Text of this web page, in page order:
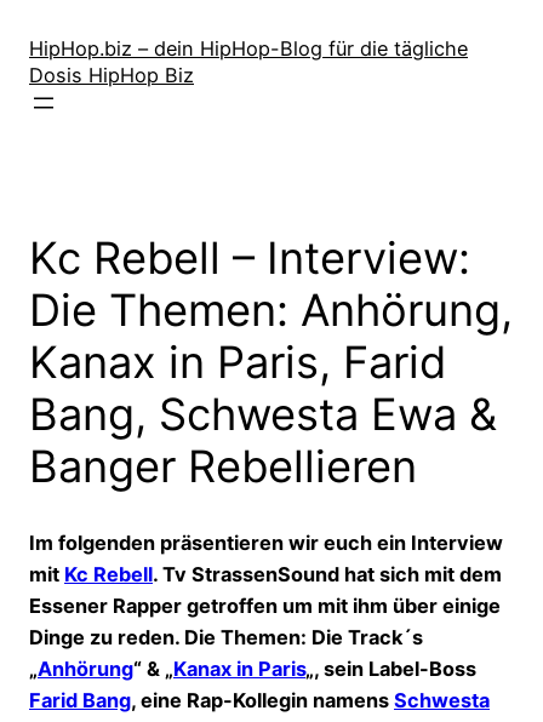
Inhalt
springen
HipHop.biz – dein HipHop-Blog für die tägliche
Dosis HipHop Biz
Kc Rebell – Interview:
Die Themen: Anhörung,
Kanax in Paris, Farid
Bang, Schwesta Ewa &
Banger Rebellieren
Im folgenden präsentieren wir euch ein Interview
mit Kc Rebell. Tv StrassenSound hat sich mit dem
Essener Rapper getroffen um mit ihm über einige
Dinge zu reden. Die Themen: Die Track´s
„Anhörung“ & „Kanax in Paris„, sein Label-Boss
Farid Bang, eine Rap-Kollegin namens Schwesta